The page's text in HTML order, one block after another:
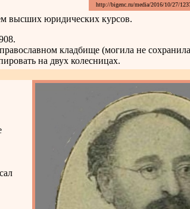
http://bigenc.ru/media/2016/10/27/
высших юридических курсов.
кладбище (могила не
на двух колесницах.